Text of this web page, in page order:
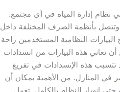
الأساسية في نظام إدارة المياه في أي مجتمع.
بأنظمة الصرف المختلفة داخل
النظامية المستخدمين راحة
تعاني هذه البيارات من انسدادات
هذه الإنسدادات في تفريغ
في المنازل. من الأهمية بمكان أن
انهيار النظام بالكامل. تعمل